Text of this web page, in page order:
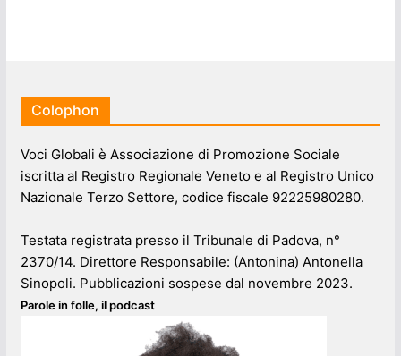
Colophon
Voci Globali è Associazione di Promozione Sociale
iscritta al Registro Regionale Veneto e al Registro Unico
Nazionale Terzo Settore, codice fiscale 92225980280.
Testata registrata presso il Tribunale di Padova, n°
2370/14. Direttore Responsabile: (Antonina) Antonella
Sinopoli. Pubblicazioni sospese dal novembre 2023.
Parole in folle, il podcast